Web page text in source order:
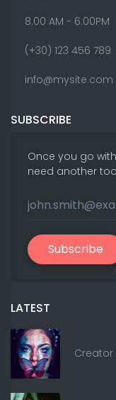
8.00 AM - 6:00PM
(+30) 123 456 789
info@mysite.com
SUBSCRIBE
Once you go
need another
Subscribe
LATEST
Creator